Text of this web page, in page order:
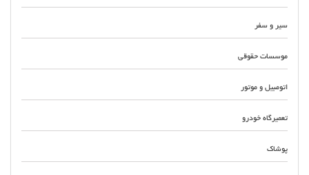
سیر و سفر
موسسات حقوقی
اتومبیل و موتور
تعمیرگاه خودرو
پوشاک